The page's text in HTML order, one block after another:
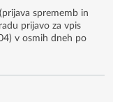
sprememb in
prijavo za vpis
v osmih dneh po